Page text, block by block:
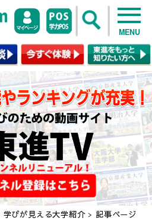
MENU
学びが見える大学紹介> 記事ページ